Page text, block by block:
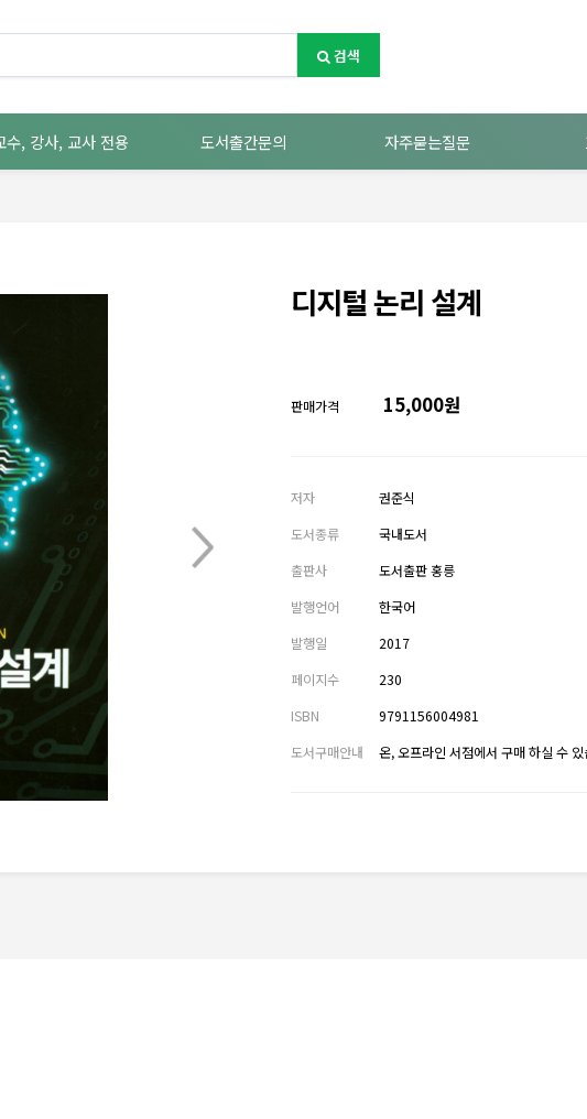
검색
수, 강사, 교사 전용 도서출간문의 자주묻는질문
디지털 논리 설계
판매가격 15,000원
저자
권준식
도서종류
국내도서
출판사
도서출판 홍릉
발행언어
한국어
발행일
2017
페이지수
230
ISBN
9791156004981
도서구매안내
온, 오프라인 서점에서 구매 하실 수